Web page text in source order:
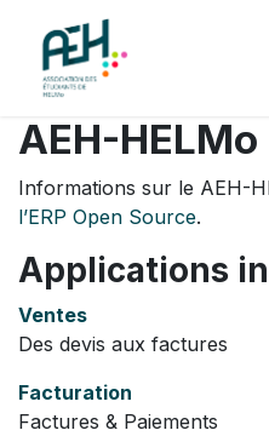
AEH-HELMo
Informations sur le AEH-
l’ERP Open Source.
Applications
Ventes
Des devis aux factures
Facturation
Factures & Paiements